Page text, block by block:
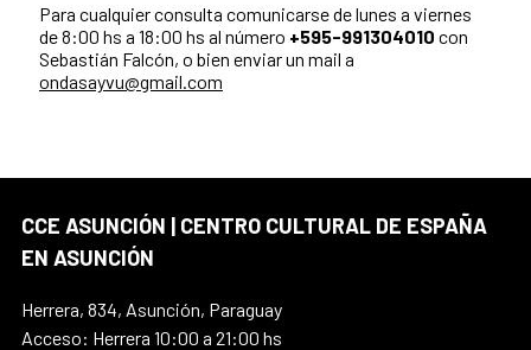
Para cualquier consulta comunicarse de lunes a viernes
de 8:00 hs a 18:00 hs al número +595-991304010 con
Sebastián Falcón, o bien enviar un mail a
ondasayvu@gmail.com
CCE ASUNCIÓN | CENTRO CULTURAL DE ESPAÑA
EN ASUNCIÓN
Herrera, 834, Asunción, Paraguay
Acceso: Herrera 10:00 a 21:00 hs